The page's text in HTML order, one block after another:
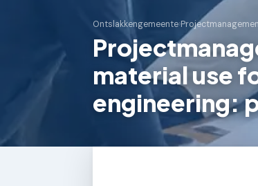
Ontslakkengemeente›
material use
engineering: